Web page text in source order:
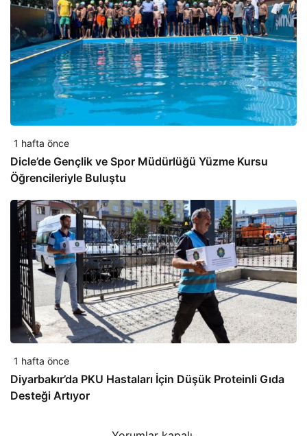
1 hafta önce
Dicle’de Gençlik ve Spor Müdürlüğü Yüzme Kursu
Öğrencileriyle Buluştu
1 hafta önce
Diyarbakır’da PKU Hastaları İçin Düşük Proteinli Gıda
Desteği Artıyor